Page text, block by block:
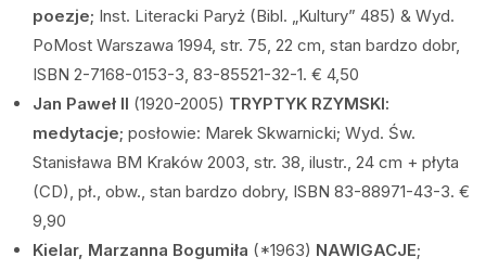
poezje; Inst. Literacki Paryż (Bibl. „Kultury” 485) & Wyd.
PoMost Warszawa 1994, str. 75, 22 cm, stan bardzo dobr,
ISBN 2-7168-0153-3, 83-85521-32-1. € 4,50
Jan Paweł II (1920-2005) TRYPTYK RZYMSKI:
medytacje; posłowie: Marek Skwarnicki; Wyd. Św.
Stanisława BM Kraków 2003, str. 38, ilustr., 24 cm + płyta
(CD), pł., obw., stan bardzo dobry, ISBN 83-88971-43-3. €
9,90
Kielar, Marzanna Bogumiła (*1963) NAWIGACJE;